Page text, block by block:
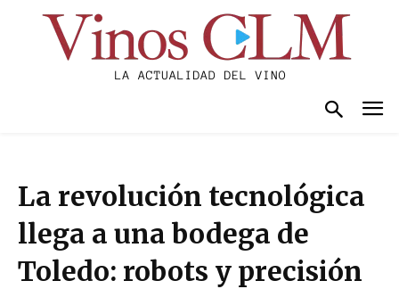
La revolución tecnológica
llega a una bodega de
Toledo: robots y precisión